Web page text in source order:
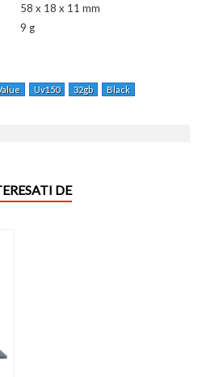
58 x 18 x 11 mm
9 g
Uv150 32gb Black
DE